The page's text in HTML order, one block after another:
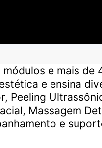
e mais
e ensina
Peeling
Massagem
e